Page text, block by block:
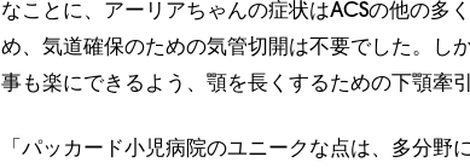
なことに、アーリアちゃんの症状はACSの他の多
め、気道確保のための気管切開は不要でした。し
事も楽にできるよう、顎を長くするための下顎牽
「パッカード小児病院のユニークな点は、多分野